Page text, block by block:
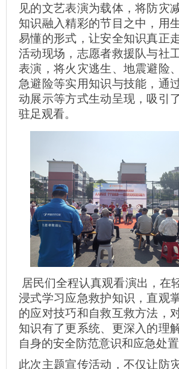
见的文艺表演为载体，将防灾
知识融入精彩的节目之中，用
易懂的形式，让安全知识真正
活动现场，志愿者救援队与社
表演，将火灾逃生、地震避险
急避险等实用知识与技能，通
动展示等方式生动呈现，吸引
驻足观看。
居民们全程认真观看演出，在
浸式学习应急救护知识，直观
的应对技巧和自救互救方法，
知识有了更系统、更深入的理
自身的安全防范意识和应急处置
此次主题宣传活动，不仅让防